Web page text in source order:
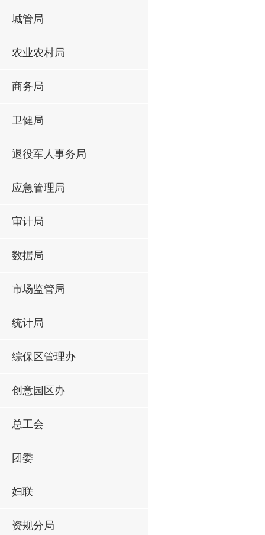
城管局
农业农村局
商务局
卫健局
退役军人事务局
应急管理局
审计局
数据局
市场监管局
统计局
综保区管理办
创意园区办
总工会
团委
妇联
资规分局